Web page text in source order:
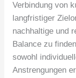
Verbindung von
langfristiger
nachhaltige und
Balance zu
sowohl
Anstrengungen